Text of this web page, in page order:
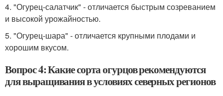
4. "Огурец-салатчик" - отличается быстрым созреванием
и высокой урожайностью.
5. "Огурец-шара" - отличается крупными плодами и
хорошим вкусом.
Вопрос 4: Какие сорта огурцов рекомендуются
для выращивания в условиях северных регионов